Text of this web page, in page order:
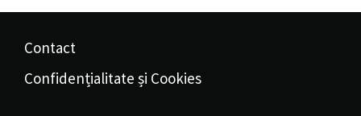
Contact
Confidențialitate și Cookies